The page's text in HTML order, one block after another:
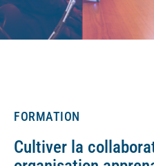
FORMATION
Cultiver la